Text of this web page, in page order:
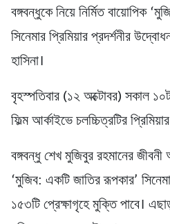
বঙ্গবন্ধুকে নিয়ে নির্মিত বায়োপিক
সিনেমার প্রিমিয়ার প্রদর্শনীর
হাসিনা।
বৃহস্পতিবার (১২ অক্টোবর) সকাল
ফিল্ম আর্কাইভে চলচ্চিত্রটির
বঙ্গবন্ধু শেখ মুজিবুর রহমানের জীবনী
‘মুজিব: একটি জাতির রূপকার’
১৫৩টি প্রেক্ষাগৃহে মুক্তি পাবে।